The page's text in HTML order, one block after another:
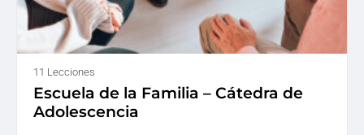
11 Lecciones
Escuela de la Familia – Cátedra de
Adolescencia